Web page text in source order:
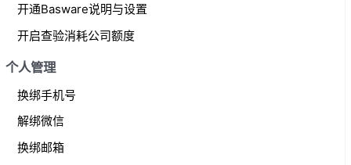
开通Basware说明与设置
开启查验消耗公司额度
个人管理
换绑手机号
解绑微信
换绑邮箱